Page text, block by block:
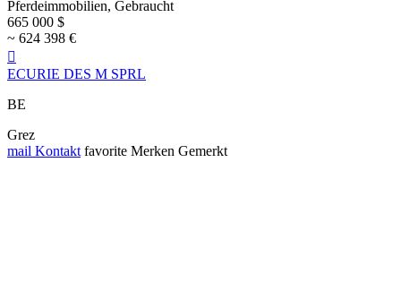
Pferdeimmobilien, Gebraucht
665 000 $
~ 624 398 €

ECURIE DES M SPRL
BE
Grez
mail Kontakt favorite Merken Gemerkt